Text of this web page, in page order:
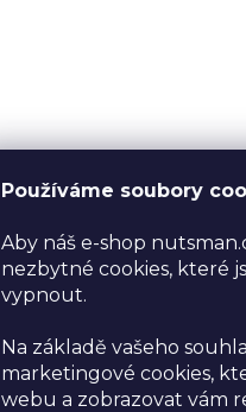
Používáme soubory
Aby náš e-shop
nezbytné cookies, které
vypnout.
Na základě vašeho
marketingové cookies,
webu a zobrazovat vám